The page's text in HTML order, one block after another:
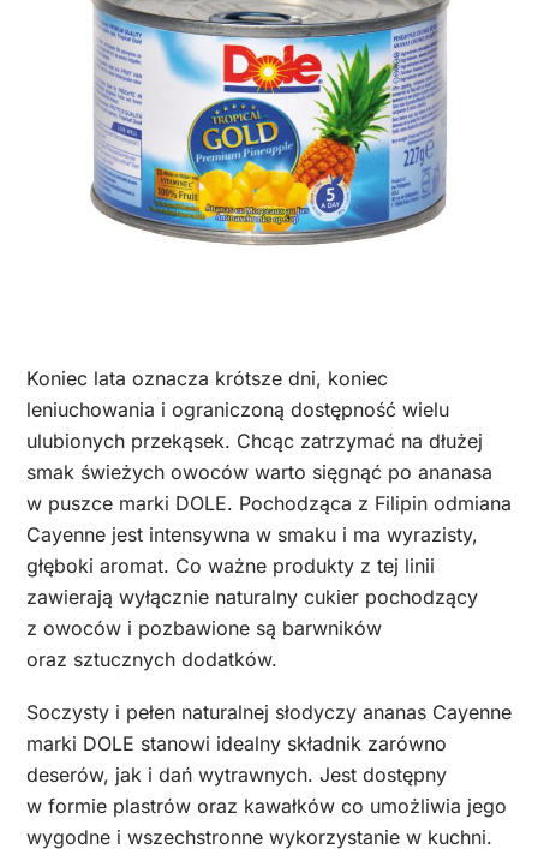
Koniec lata oznacza krótsze dni, koniec
leniuchowania i ograniczoną dostępność wielu
ulubionych przekąsek. Chcąc zatrzymać na dłużej
smak świeżych owoców warto sięgnąć po ananasa
w puszce marki DOLE. Pochodząca z Filipin odmiana
Cayenne jest intensywna w smaku i ma wyrazisty,
głęboki aromat. Co ważne produkty z tej linii
zawierają wyłącznie naturalny cukier pochodzący
z owoców i pozbawione są barwników
oraz sztucznych dodatków.
Soczysty i pełen naturalnej słodyczy ananas Cayenne
marki DOLE stanowi idealny składnik zarówno
deserów, jak i dań wytrawnych. Jest dostępny
w formie plastrów oraz kawałków co umożliwia jego
wygodne i wszechstronne wykorzystanie w kuchni.